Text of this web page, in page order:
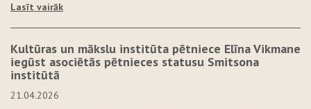
Lasīt vairāk
Kultūras un mākslu institūta pētniece Elīna Vikmane
iegūst asociētās pētnieces statusu Smitsona
institūtā
21.04.2026